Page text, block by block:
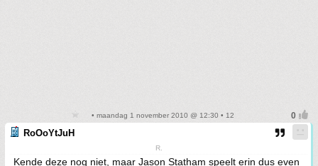
• maandag 1 november 2010 @ 12:30 • 12
RoOoYtJuH
R.
Kende deze nog niet, maar Jason Statham speelt erin dus even